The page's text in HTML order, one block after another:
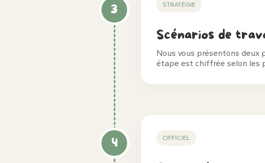
3 STRATÉGIE
Scénarios de
Nous vous présentons deux
étape est chiffrée selon les
4 OFFICIEL